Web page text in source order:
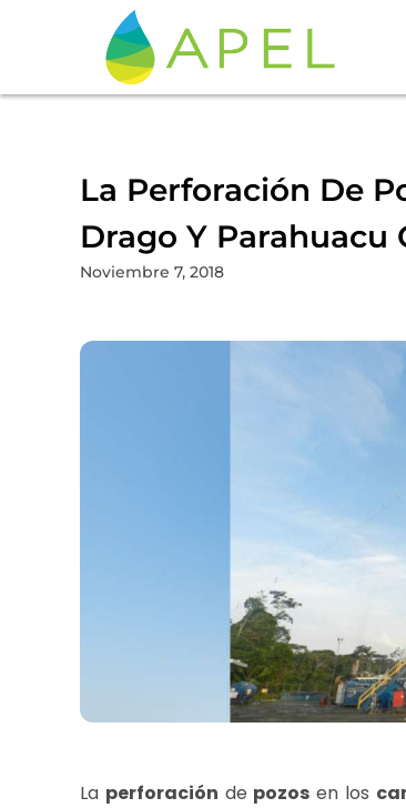
La Perforación De
Drago Y Parahuacu
Noviembre 7, 2018
La perforación de pozos en los